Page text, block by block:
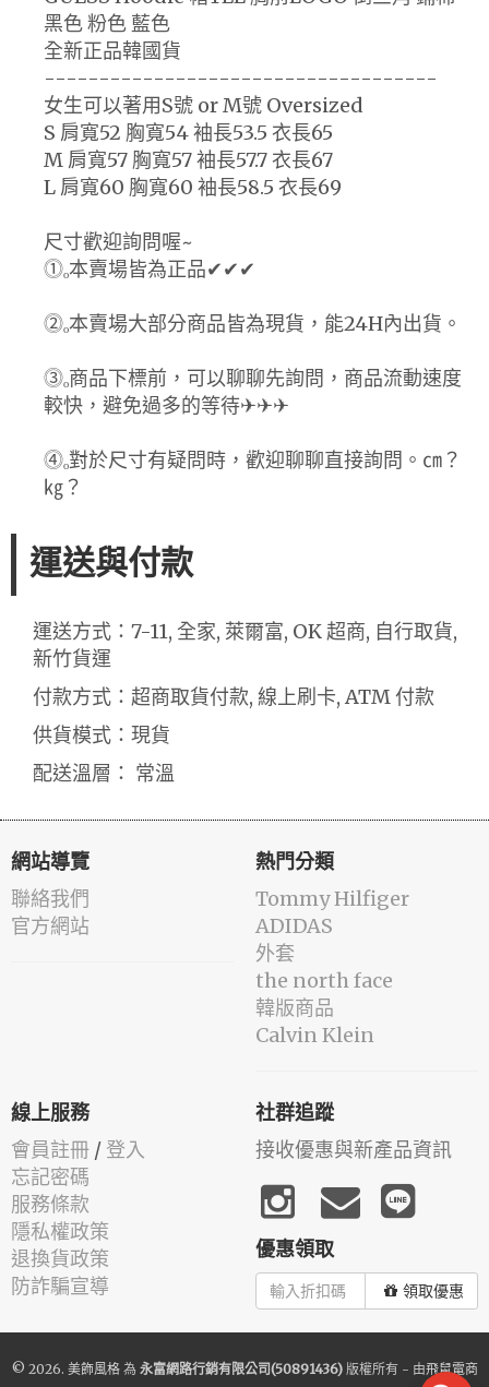
黑色 粉色 藍色
全新正品韓國貨
------------------------------------
女生可以著用S號 or M號 Oversized
S 肩寬52 胸寬54 袖長53.5 衣長65
M 肩寬57 胸寬57 袖長57.7 衣長67
L 肩寬60 胸寬60 袖長58.5 衣長69
尺寸歡迎詢問喔~
⓵ₒ本賣場皆為正品✔✔✔
⓶ₒ本賣場大部分商品皆為現貨，能24H內出貨。
⓷ₒ商品下標前，可以聊聊先詢問，商品流動速度
較快，避免過多的等待✈✈✈
⓸ₒ對於尺寸有疑問時，歡迎聊聊直接詢問。㎝？
㎏？
運送與付款
運送方式：7-11, 全家, 萊爾富, OK 超商, 自行取貨,
新竹貨運
付款方式：超商取貨付款, 線上刷卡, ATM 付款
供貨模式：現貨
配送溫層： 常溫
網站導覽
聯絡我們
官方網站
熱門分類
Tommy Hilfiger
ADIDAS
外套
the north face
韓版商品
Calvin Klein
線上服務
會員註冊 / 登入
忘記密碼
服務條款
隱私權政策
退換貨政策
防詐騙宣導
社群追蹤
接收優惠與新產品資訊
優惠領取
領取優惠
© 2026. 美飾風格為 永富網路行銷有限公司(50891436)版權所有 - 由飛鼠電商